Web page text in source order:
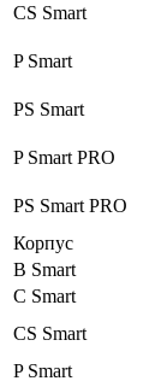
CS Smart
P Smart
PS Smart
P Smart PRO
PS Smart PRO
Корпус
B Smart
C Smart
CS Smart
P Smart